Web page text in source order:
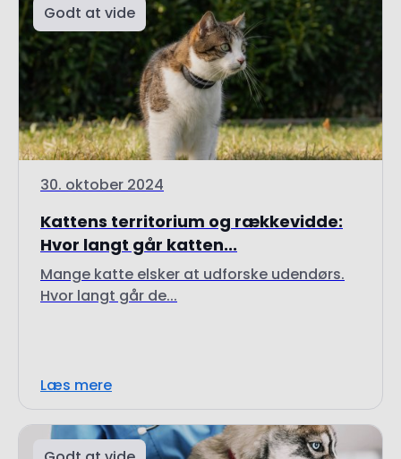
30. oktober 2024
Kattens territorium og rækkevidde:
Hvor langt går katten...
Mange katte elsker at udforske udendørs.
Hvor langt går de...
Godt at vide